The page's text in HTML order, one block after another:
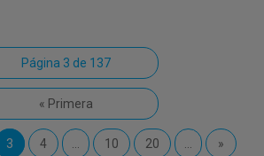
Página 3 de 137
« Primera
3 4 10 20 »